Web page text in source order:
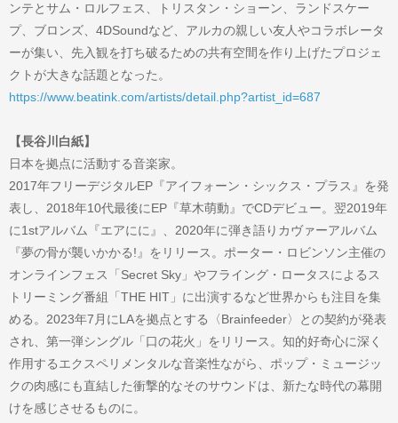
ンテとサム・ロルフェス、トリスタン・ショーン、ランドスケー
プ、ブロンズ、4DSoundなど、アルカの親しい友人やコラボレータ
ーが集い、先入観を打ち破るための共有空間を作り上げたプロジェ
クトが大きな話題となった。
https://www.beatink.com/artists/detail.php?artist_id=687
【長谷川白紙】
日本を拠点に活動する音楽家。
2017年フリーデジタルEP『アイフォーン・シックス・プラス』を発
表し、2018年10代最後にEP『草木萌動』でCDデビュー。翌2019年
に1stアルバム『エアにに』、2020年に弾き語りカヴァーアルバム
『夢の骨が襲いかかる!』をリリース。ポーター・ロビンソン主催の
オンラインフェス「Secret Sky」やフライング・ロータスによるス
トリーミング番組「THE HIT」に出演するなど世界からも注目を集
める。2023年7月にLAを拠点とする〈Brainfeeder〉との契約が発表
され、第一弾シングル「口の花火」をリリース。知的好奇心に深く
作用するエクスペリメンタルな音楽性ながら、ポップ・ミュージッ
クの肉感にも直結した衝撃的なそのサウンドは、新たな時代の幕開
けを感じさせるものに。